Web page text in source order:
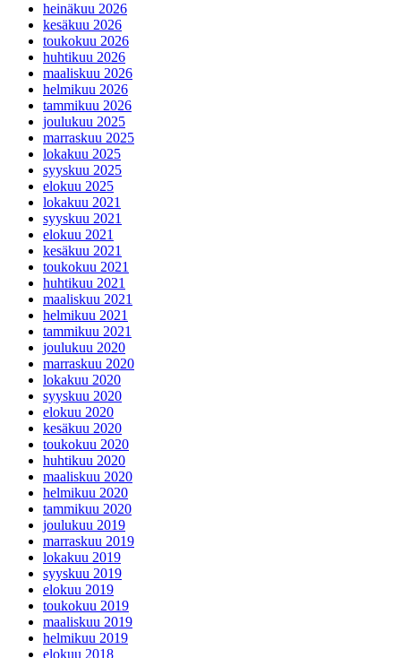
heinäkuu 2026
kesäkuu 2026
toukokuu 2026
huhtikuu 2026
maaliskuu 2026
helmikuu 2026
tammikuu 2026
joulukuu 2025
marraskuu 2025
lokakuu 2025
syyskuu 2025
elokuu 2025
lokakuu 2021
syyskuu 2021
elokuu 2021
kesäkuu 2021
toukokuu 2021
huhtikuu 2021
maaliskuu 2021
helmikuu 2021
tammikuu 2021
joulukuu 2020
marraskuu 2020
lokakuu 2020
syyskuu 2020
elokuu 2020
kesäkuu 2020
toukokuu 2020
huhtikuu 2020
maaliskuu 2020
helmikuu 2020
tammikuu 2020
joulukuu 2019
marraskuu 2019
lokakuu 2019
syyskuu 2019
elokuu 2019
toukokuu 2019
maaliskuu 2019
helmikuu 2019
elokuu 2018